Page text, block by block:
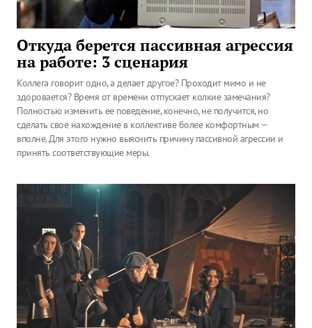
Откуда берется пассивная агрессия
на работе: 3 сценария
Коллега говорит одно, а делает другое? Проходит мимо и не
здоровается? Время от времени отпускает колкие замечания?
Полностью изменить ее поведение, конечно, не получится, но
сделать свое нахождение в коллективе более комфортным —
вполне. Для этого нужно выяснить причину пассивной агрессии и
принять соответствующие меры.